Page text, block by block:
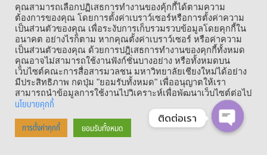
Copyright © 1964 – 2021 Faculty of Mass Communication, Chiang Mai
University. All Rights Reserved.
คุณสามารถเลือกปฏิเสธการทำงานของคุ้กกี้ได้ตามความ
ต้องการของคุณ โดยการตั้งค่าเบราว์เซอร์หรือการตั้งค่าความ
เป็นส่วนตัวของคุณ เพื่อระงับการเก็บรวมรวบข้อมูลโดยคุกกี้ใน
อนาคต อย่างไรก็ตาม หากคุณตั้งค่าเบราว์เซอร์ หรือค่าความ
เป็นส่วนตัวของคุณ ด้วยการปฎิเสธการทำงานของคุกกี้ทั้งหมด
คุณอาจไม่สามารถใช้งานฟังก์ชั่นบางอย่าง หรือทั้งหมดบน
เว็บไซต์คณะการสื่อสารมวลชน มหาวิทยาลัยเชียงใหม่ได้อย่าง
มีประสิทธิภาพ กดปุ่ม "ยอมรับทั้งหมด" เพื่ออนุญาตให้เรา
สามารถนำข้อมูลการใช้งานไปวิเคราะห์เพื่อพัฒนาเว็บไซต์ต่อไป
นโยบายคุกกี้
การตั้งค่าคุกกี้ ยอมรับทั้งหมด
ติดต่อเรา
OPEN